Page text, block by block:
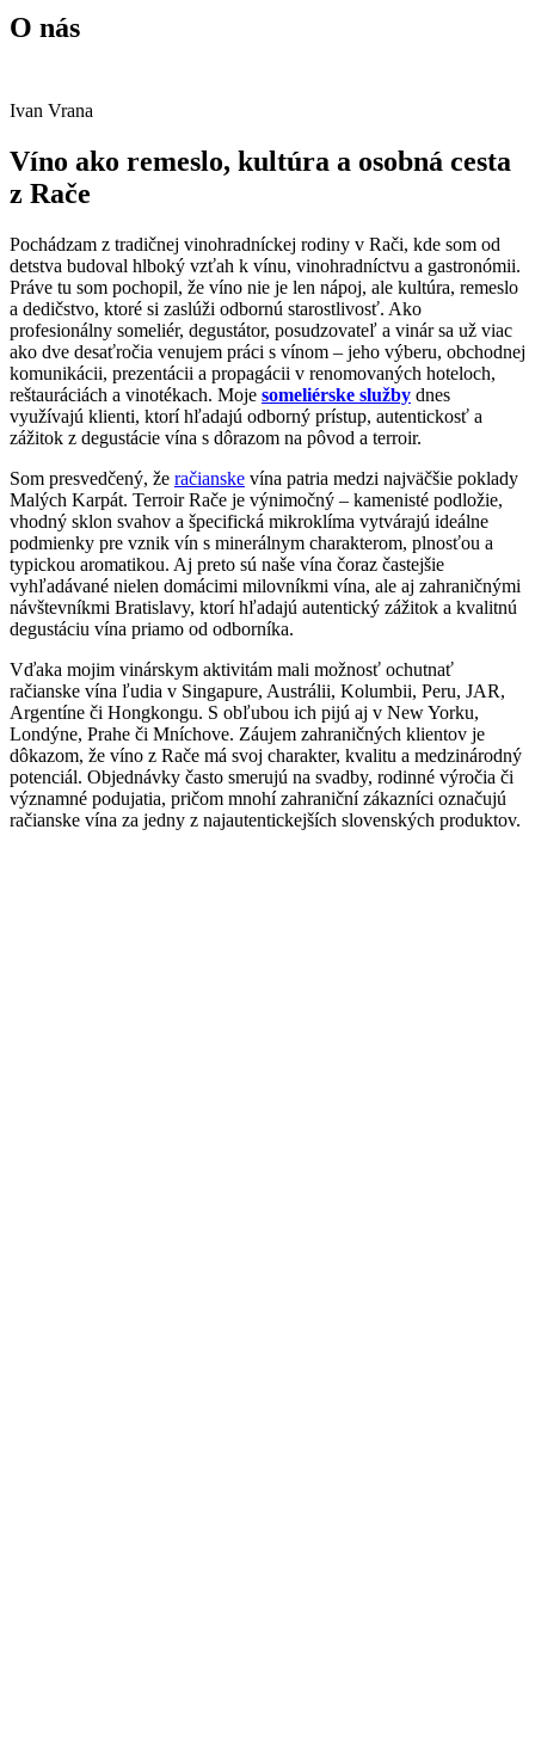
O nás
Ivan Vrana
Víno ako remeslo, kultúra a osobná cesta
z Rače
Pochádzam z tradičnej vinohradníckej rodiny v Rači, kde som od
detstva budoval hlboký vzťah k vínu, vinohradníctvu a gastronómii.
Práve tu som pochopil, že víno nie je len nápoj, ale kultúra, remeslo
a dedičstvo, ktoré si zaslúži odbornú starostlivosť. Ako
profesionálny someliér, degustátor, posudzovateľ a vinár sa už viac
ako dve desaťročia venujem práci s vínom – jeho výberu, obchodnej
komunikácii, prezentácii a propagácii v renomovaných hoteloch,
reštauráciách a vinotékach. Moje someliérske služby dnes
využívajú klienti, ktorí hľadajú odborný prístup, autentickosť a
zážitok z degustácie vína s dôrazom na pôvod a terroir.
Som presvedčený, že račianske vína patria medzi najväčšie poklady
Malých Karpát. Terroir Rače je výnimočný – kamenisté podložie,
vhodný sklon svahov a špecifická mikroklíma vytvárajú ideálne
podmienky pre vznik vín s minerálnym charakterom, plnosťou a
typickou aromatikou. Aj preto sú naše vína čoraz častejšie
vyhľadávané nielen domácimi milovníkmi vína, ale aj zahraničnými
návštevníkmi Bratislavy, ktorí hľadajú autentický zážitok a kvalitnú
degustáciu vína priamo od odborníka.
Vďaka mojim vinárskym aktivitám mali možnosť ochutnať
račianske vína ľudia v Singapure, Austrálii, Kolumbii, Peru, JAR,
Argentíne či Hongkongu. S obľubou ich pijú aj v New Yorku,
Londýne, Prahe či Mníchove. Záujem zahraničných klientov je
dôkazom, že víno z Rače má svoj charakter, kvalitu a medzinárodný
potenciál. Objednávky často smerujú na svadby, rodinné výročia či
významné podujatia, pričom mnohí zahraniční zákazníci označujú
račianske vína za jedny z najautentickejších slovenských produktov.